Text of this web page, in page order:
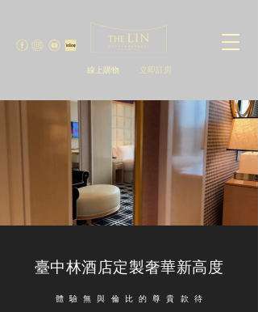
線上購物 立即訂房
臺中林酒店定製奢華新高度
體 驗 無 與 倫 比 的 尊 貴 款 待